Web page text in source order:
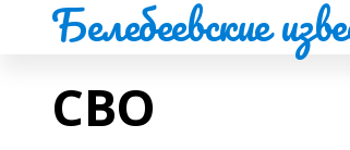
Белебеевские
СВО